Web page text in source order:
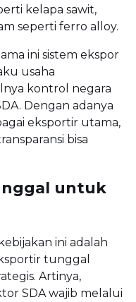
kelapa sawit,
seperti ferro alloy.
ini sistem ekspor
usaha
kontrol negara
Dengan adanya
eksportir utama,
bisa
untuk
ini adalah
tunggal
Artinya,
SDA wajib melalui